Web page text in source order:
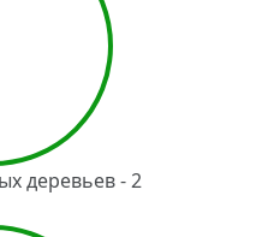
деревьев - 2